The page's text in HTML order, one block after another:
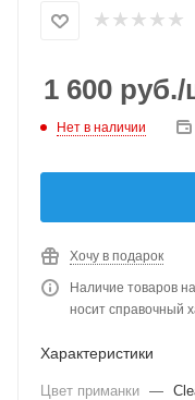
1 600 руб./
Нет в наличии
Хочу в подарок
Наличие товаров
носит справочный
Характеристики
Цвет приманки —